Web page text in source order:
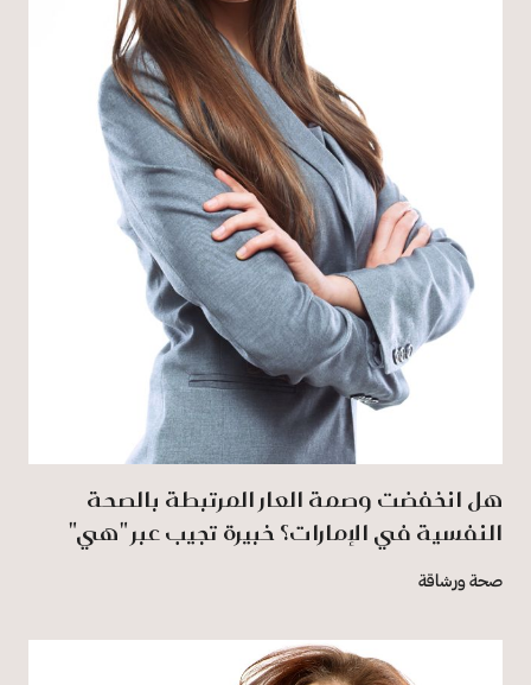
هل انخفضت وصمة العار المرتبطة بالصحة
النفسية في الإمارات؟ خبيرة تجيب عبر "هي"
صحة ورشاقة